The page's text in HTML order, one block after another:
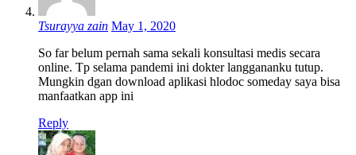
Tsurayya zain May 1, 2020
So far belum pernah sama sekali konsultasi medis secara
online. Tp selama pandemi ini dokter langgananku tutup.
Mungkin dgan download aplikasi hlodoc someday saya bisa
manfaatkan app ini
Reply